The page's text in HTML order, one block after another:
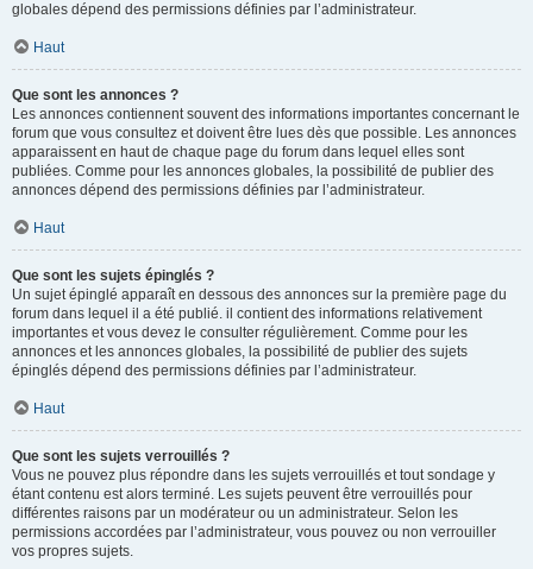
globales dépend des permissions définies par l’administrateur.
Haut
Que sont les annonces ?
Les annonces contiennent souvent des informations importantes concernant le
forum que vous consultez et doivent être lues dès que possible. Les annonces
apparaissent en haut de chaque page du forum dans lequel elles sont
publiées. Comme pour les annonces globales, la possibilité de publier des
annonces dépend des permissions définies par l’administrateur.
Haut
Que sont les sujets épinglés ?
Un sujet épinglé apparaît en dessous des annonces sur la première page du
forum dans lequel il a été publié. il contient des informations relativement
importantes et vous devez le consulter régulièrement. Comme pour les
annonces et les annonces globales, la possibilité de publier des sujets
épinglés dépend des permissions définies par l’administrateur.
Haut
Que sont les sujets verrouillés ?
Vous ne pouvez plus répondre dans les sujets verrouillés et tout sondage y
étant contenu est alors terminé. Les sujets peuvent être verrouillés pour
différentes raisons par un modérateur ou un administrateur. Selon les
permissions accordées par l’administrateur, vous pouvez ou non verrouiller
vos propres sujets.